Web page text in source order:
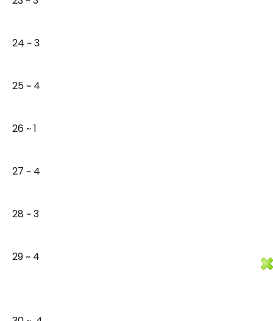
24 ~ 3
25 ~ 4
26 ~ 1
27 ~ 4
28 ~ 3
29 ~ 4